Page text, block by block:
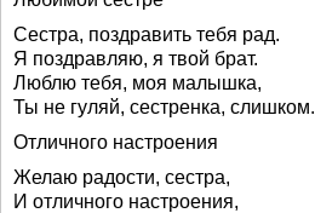
Сестра, поздравить тебя рад.
Я поздравляю, я твой брат.
Люблю тебя, моя малышка,
Ты не гуляй, сестренка, слишком.
Отличного настроения
Желаю радости, сестра,
И отличного настроения,